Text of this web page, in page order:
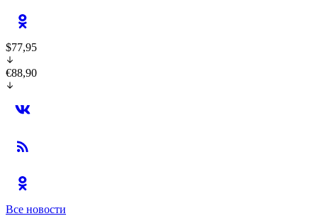
$77,95
€88,90
Все новости